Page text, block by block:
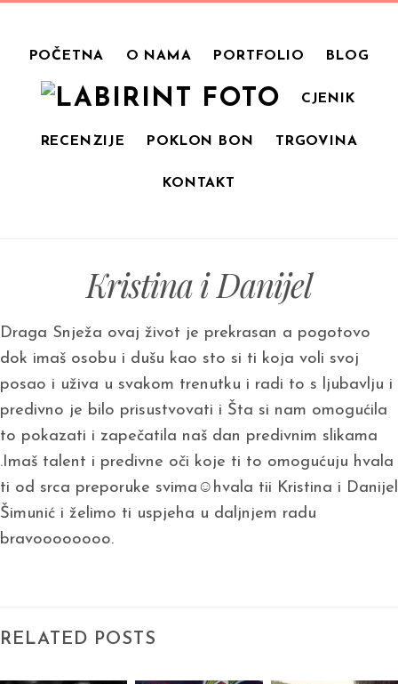
POČETNA O NAMA PORTFOLIO BLOG
CJENIK
RECENZIJE POKLON BON TRGOVINA
KONTAKT
Kristina i Danijel
Draga Snježa ovaj život je prekrasan a pogotovo
dok imaš osobu i dušu kao sto si ti koja voli svoj
posao i uživa u svakom trenutku i radi to s ljubavlju i
predivno je bilo prisustvovati i Šta si nam omogućila
to pokazati i zapečatila naš dan predivnim slikama
.Imaš talent i predivne oči koje ti to omogućuju hvala
ti od srca preporuke svima☺hvala tii Kristina i Danijel
Šimunić i želimo ti uspjeha u daljnjem radu
bravoooooooo.
RELATED POSTS